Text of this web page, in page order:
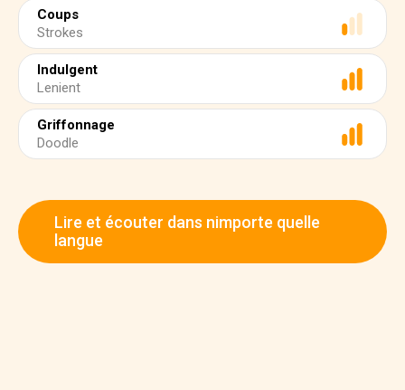
Coups
Strokes
Indulgent
Lenient
Griffonnage
Doodle
Lire et écouter dans nimporte quelle
langue